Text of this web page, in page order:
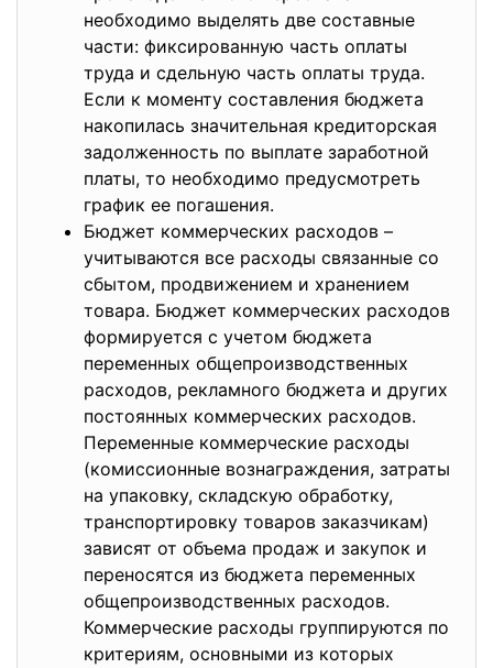
необходимо выделять две составные
части: фиксированную часть оплаты
труда и сдельную часть оплаты труда.
Если к моменту составления бюджета
накопилась значительная кредиторская
задолженность по выплате заработной
платы, то необходимо предусмотреть
график ее погашения.
Бюджет коммерческих расходов –
учитываются все расходы связанные со
сбытом, продвижением и хранением
товара. Бюджет коммерческих расходов
формируется с учетом бюджета
переменных общепроизводственных
расходов, рекламного бюджета и других
постоянных коммерческих расходов.
Переменные коммерческие расходы
(комиссионные вознаграждения, затраты
на упаковку, складскую обработку,
транспортировку товаров заказчикам)
зависят от объема продаж и закупок и
переносятся из бюджета переменных
общепроизводственных расходов.
Коммерческие расходы группируются по
критериям, основными из которых